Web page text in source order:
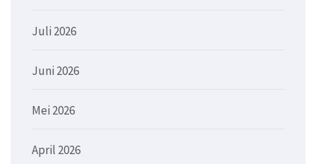
Juli 2026
Juni 2026
Mei 2026
April 2026